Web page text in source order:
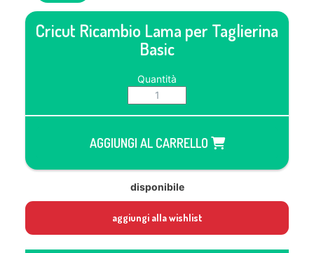
Cricut Ricambio Lama per Taglierina
Basic
Quantità
AGGIUNGI AL CARRELLO
disponibile
aggiungi alla wishlist